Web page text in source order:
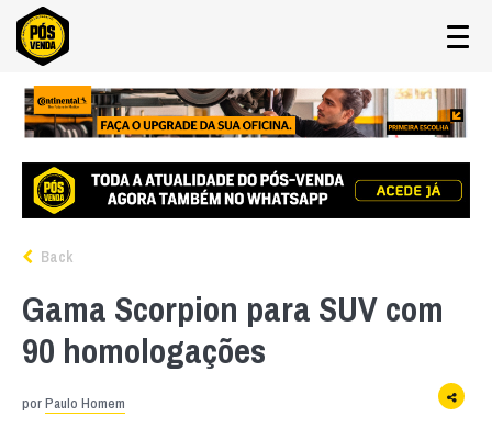
Back
Gama Scorpion para SUV com
90 homologações
porPaulo Homem